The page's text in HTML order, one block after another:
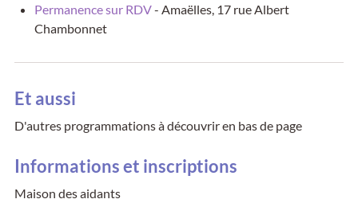
Permanence sur RDV- Amaëlles, 17 rue Albert
Chambonnet
Et aussi
D'autres programmations à découvrir en bas de page
Informations et inscriptions
Maison des aidants